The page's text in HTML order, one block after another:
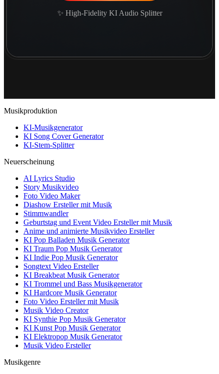
✨ High-Fidelity KI Audio Splitter
Musikproduktion
KI-Musikgenerator
KI Song Cover Generator
KI-Stem-Splitter
Neuerscheinung
AI Lyrics Studio
Story Musikvideo
Foto Video Maker
Diashow Ersteller mit Musik
Stimmwandler
Geburtstag und Event Video Ersteller mit Musik
Anime und animierte Musikvideo Ersteller
KI Pop Balladen Musik Generator
KI Traum Pop Musik Generator
KI Indie Pop Musik Generator
Songtext Video Ersteller
KI Breakbeat Musik Generator
KI Trommel und Bass Musikgenerator
KI Hardcore Musik Generator
Foto Video Ersteller mit Musik
Musik Video Creator
KI Synthie Pop Musik Generator
KI Kunst Pop Musik Generator
KI Elektropop Musik Generator
Musik Video Ersteller
Musikgenre